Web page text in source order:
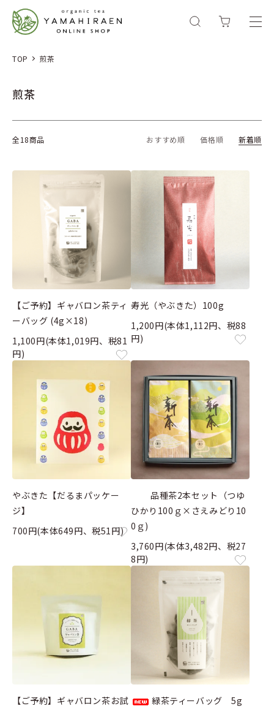
TOP 煎茶
煎茶
全18商品 おすすめ順 価格順 新着順
【ご予約】ギャバロン茶ティ
ーバッグ (4g×18)
1,100円(本体1,019円、税81
円)
寿光（やぶきた）100g
1,200円(本体1,112円、税88
円)
やぶきた【だるまパッケー
ジ】
700円(本体649円、税51円)
品種茶2本セット（つゆ
ひかり100ｇ×さえみどり10
0ｇ)
3,760円(本体3,482円、税27
8円)
【ご予約】ギャバロン茶お試
緑茶ティーバッグ 5g